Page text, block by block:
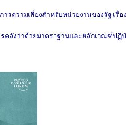
ารความเสี่ยงสำหรับหน่วยงานของรัฐ เรื่
คลังว่าด้วยมาตราฐานและหลักเกณฑ์ปฏิ